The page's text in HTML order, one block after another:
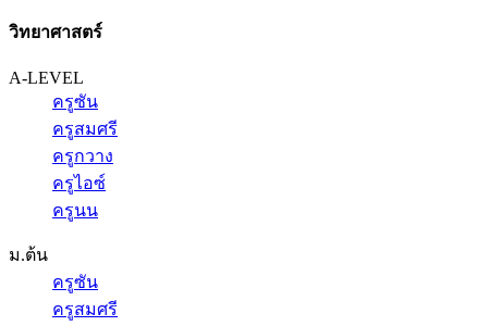
วิทยาศาสตร์
A-LEVEL
ครูซัน
ครูสมศรี
ครูกวาง
ครูไอซ์
ครูนน
ม.ต้น
ครูซัน
ครูสมศรี